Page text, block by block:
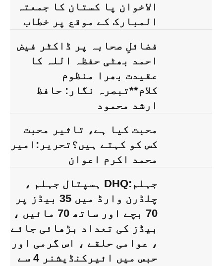
الاخوان پا کستان کا جمعتہ
المبارک کے موقع پر خطاب
فضائلِ صحابہ پر ڈاکٹر فیض
احمد بھٹی حفظہ اللہ کا
عقیدت بھرا منظوم
کلام**تبصرہ نگار: حافظ
ارشد محمود
محبت کیا ہے، تاثیر محبت
کس کو کہتے ہیں؟تحریر:امیر
محمد اکرم اعوان
جہلم:DHQ ہسپتال جہلم ،
چلڈرن وارڈ میں 35 بیڈز پر
70 بچے اور ساتھ 70 مائیں ،
بیڈز کی تعداد بڑھائی جائے
، عوامی حلقے ، اس گرمی اور
حبس میں ائیرکنڈیشنر 4 سے